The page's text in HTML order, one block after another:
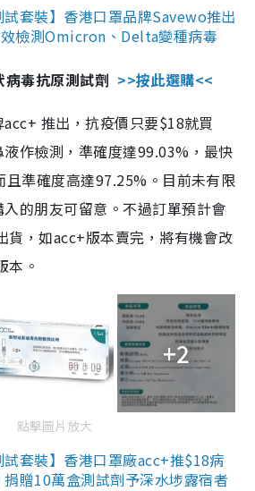
套裝】香港口罩品牌Savewo推出
檢測Omicron、Delta變種病毒
毒抗原測試劑 >>按此選購<<
推出，抗疫價只要$18就買
作檢測，準確度達99.03%，最快
且準確度高達97.25%。目前未有限
的朋友可留意。不過訂單預計會
貨，如acc+版本賣完，將有機會改
本。
+2
點擊圖片放大
套裝】香港口罩廠acc+推$18病
贈10萬盒測試劑予深水埗露宿者